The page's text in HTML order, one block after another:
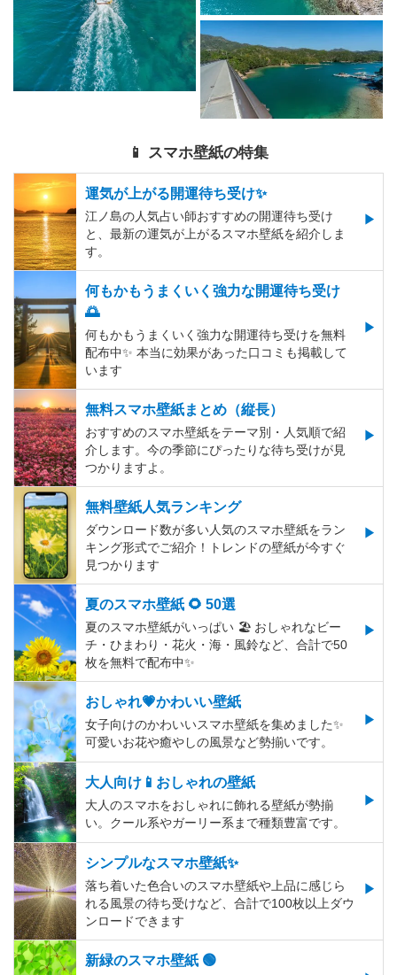
📱 スマホ壁紙の特集
運気が上がる開運待ち受け✨
江ノ島の人気占い師おすすめの開運待ち受け
と、最新の運気が上がるスマホ壁紙を紹介しま
す。
何もかもうまくいく強力な開運待ち受け
🌅
何もかもうまくいく強力な開運待ち受けを無料
配布中✨️ 本当に効果があった口コミも掲載して
います
無料スマホ壁紙まとめ（縦長）
おすすめのスマホ壁紙をテーマ別・人気順で紹
介します。今の季節にぴったりな待ち受けが見
つかりますよ。
無料壁紙人気ランキング
ダウンロード数が多い人気のスマホ壁紙をラン
キング形式でご紹介！トレンドの壁紙が今すぐ
見つかります
夏のスマホ壁紙 🌻 50選
夏のスマホ壁紙がいっぱい 🏖 おしゃれなビー
チ・ひまわり・花火・海・風鈴など、合計で50
枚を無料で配布中✨
おしゃれ💗かわいい壁紙
女子向けのかわいいスマホ壁紙を集めました✨
可愛いお花や癒やしの風景など勢揃いです。
大人向け📱おしゃれの壁紙
大人のスマホをおしゃれに飾れる壁紙が勢揃
い。クール系やガーリー系まで種類豊富です。
シンプルなスマホ壁紙✨
落ち着いた色合いのスマホ壁紙や上品に感じら
れる風景の待ち受けなど、合計で100枚以上ダウ
ンロードできます
新緑のスマホ壁紙 🟢